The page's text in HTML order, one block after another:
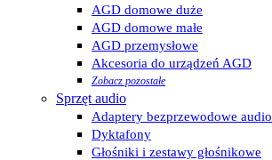
AGD domowe duże
AGD domowe małe
AGD przemysłowe
Akcesoria do urządzeń AGD
Zobacz pozostałe
Sprzęt audio
Adaptery bezprzewodowe audio
Dyktafony
Głośniki i zestawy głośnikowe